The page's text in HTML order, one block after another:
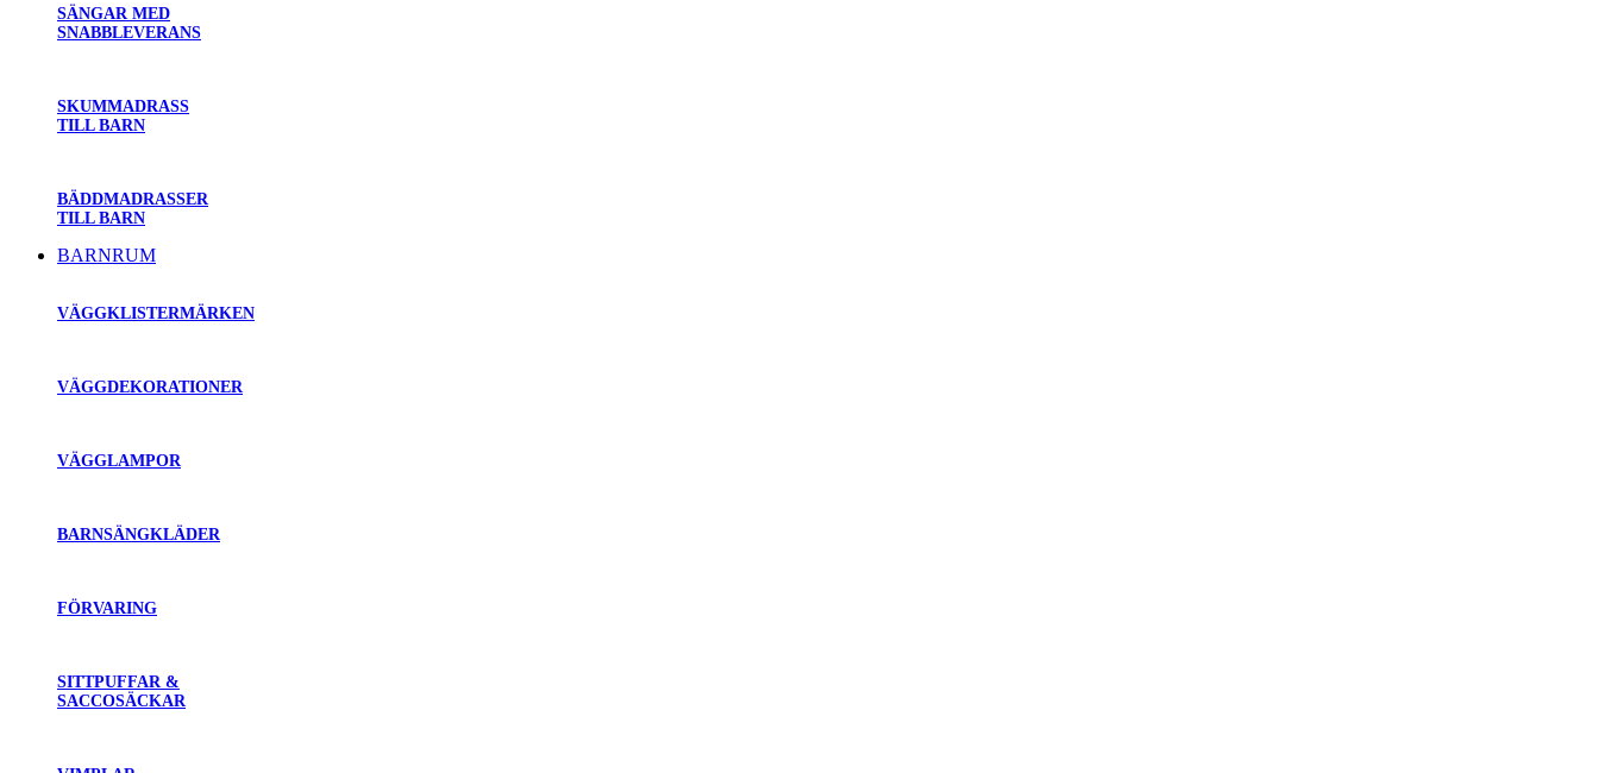
SÄNGAR MED
SNABBLEVERANS
SKUMMADRASS
TILL BARN
BÄDDMADRASSER
TILL BARN
BARNRUM
VÄGGKLISTERMÄRKEN
VÄGGDEKORATIONER
VÄGGLAMPOR
BARNSÄNGKLÄDER
FÖRVARING
SITTPUFFAR &
SACCOSÄCKAR